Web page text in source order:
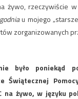
żywo, rzeczywiście
u mojego
zorganizowanych
było poniekąd
Świątecznej
na żywo, w języku